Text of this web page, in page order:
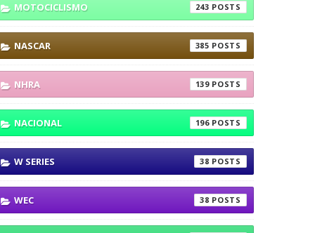
MOTOCICLISMO 243
NASCAR 385
NHRA 139
NACIONAL 196
W SERIES 38
WEC 38